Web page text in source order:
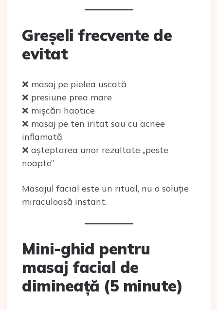
Greșeli frecvente de
evitat
❌ masaj pe pielea uscată
❌ presiune prea mare
❌ mișcări haotice
❌ masaj pe ten iritat sau cu acnee
inflamată
❌ așteptarea unor rezultate „peste
noapte”
Masajul facial este un ritual, nu o soluție
miraculoasă instant.
Mini-ghid pentru
masaj facial de
dimineață (5 minute)